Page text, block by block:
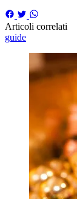
Articoli correlati
guide